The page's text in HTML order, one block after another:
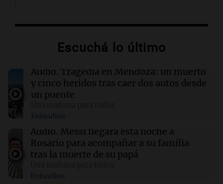
13:57 Una mañana para todos
heridos tras caer dos autos desde un puente
Sociedad
“Santa Fe te abraza”: el mensaje de Pullaro
tras la muerte de Jorge Messi
13:31 Una mañana para todos
Messi llegará esta noche a Rosario para
acompañar a su familia tras la muerte de su
papá
Escuchá lo último
Audio. Tragedia en Mendoza: un muerto
y cinco heridos tras caer dos autos desde
un puente
Episodios
Audio. Messi llegará esta noche a
Rosario para acompañar a su familia
tras la muerte de su papá
Episodios